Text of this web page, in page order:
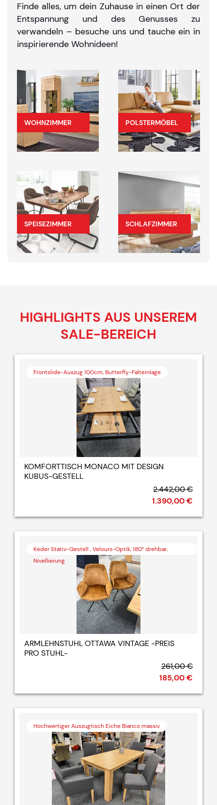
Finde alles, um dein Zuhause in einen Ort der
Entspannung und des Genusses zu
verwandeln – besuche uns und tauche ein in
inspirierende Wohnideen!
WOHNZIMMER POLSTERMÖBEL
SPEISEZIMMER SCHLAFZIMMER
HIGHLIGHTS AUS UNSEREM
SALE-BEREICH
Frontslide-Auszug 100cm, Butterfly-Falteinlage
KOMFORTTISCH MONACO MIT DESIGN
KUBUS-GESTELL
2.442,00 €
1.390,00 €
Keder Stativ-Gestell , Velours-Optik, 180° drehbar,
Nivellierung
ARMLEHNSTUHL OTTAWA VINTAGE -PREIS
PRO STUHL-
261,00 €
185,00 €
Hochwertiger Auszugtisch Eiche Bianco massiv